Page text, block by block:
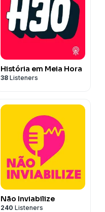
História em Meia Hora
38 Listeners
Não Inviabilize
240 Listeners